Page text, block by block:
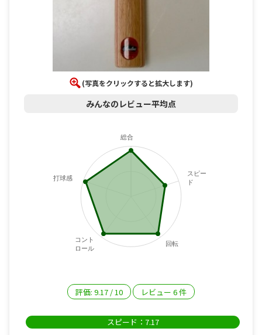
(写真をクリックすると拡大します)
みんなのレビュー平均点
総合
スピー
ド
回転
コント
ロール
打球感
評価: 9.17 /10 レビュー 6件
スピード：7.17